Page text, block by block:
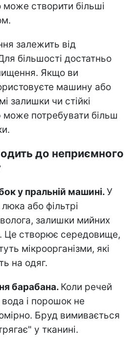
створити більші
залежить від
більшості достатньо
Якщо ви
машину або
залишки чи стійкі
може потребувати більш
до неприємного
у пральній машині.У
або фільтрі
залишки мийних
Це створює середовище,
мікроорганізми, які
на одяг.
барабана. Коли речей
вода і порошок не
Бруд вимивається
у тканині.